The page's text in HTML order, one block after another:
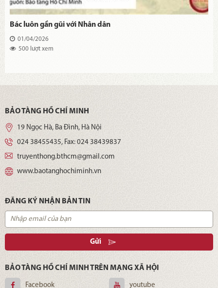
Bác luôn gần gũi với Nhân dân
01/04/2026
500 lượt xem
BẢO TÀNG HỒ CHÍ MINH
19 Ngọc Hà, Ba Đình, Hà Nội
024 38455435, Fax: 024 38439837
truyenthong.bthcm@gmail.com
www.baotanghochiminh.vn
ĐĂNG KÝ NHẬN BẢN TIN
Gửi
BẢO TÀNG HỒ CHÍ MINH TRÊN MẠNG XÃ HỘI
Facebook youtube